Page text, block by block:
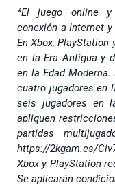
*El juego online y
conexión a Internet
En Xbox,
en la Era Antigua y
en la Edad
cuatro jugadores en
seis jugadores en
apliquen
partidas
https://2kgam.es/
Xbox y PlayStation
Se aplicarán